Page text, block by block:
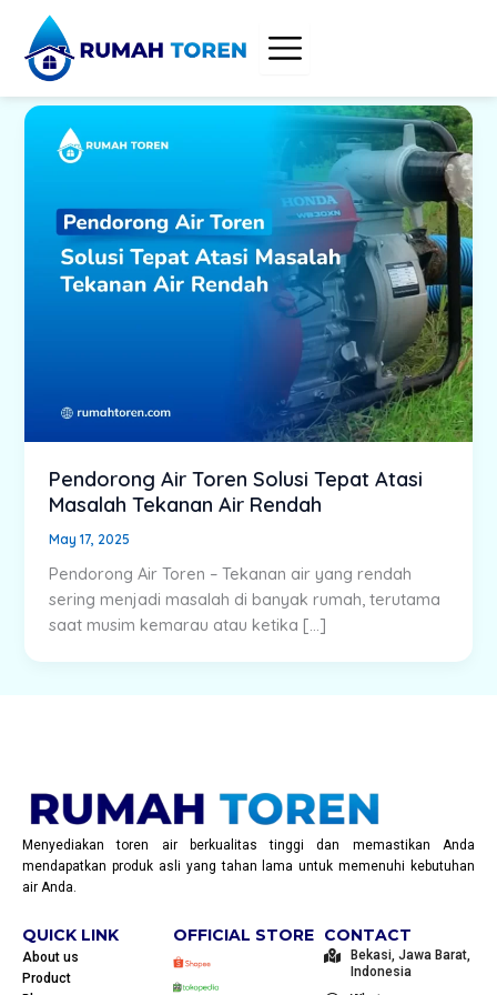
content
Pendorong Air Toren Solusi Tepat Atasi
Masalah Tekanan Air Rendah
May 17, 2025
Pendorong Air Toren – Tekanan air yang rendah
sering menjadi masalah di banyak rumah, terutama
saat musim kemarau atau ketika […]
Menyediakan toren air berkualitas tinggi dan memastikan Anda
mendapatkan produk asli yang tahan lama untuk memenuhi kebutuhan
air Anda.
QUICK LINK
About us
Product
OFFICIAL STORE CONTACT
Bekasi, Jawa Barat,
Indonesia